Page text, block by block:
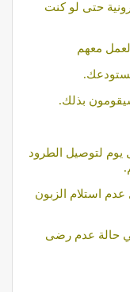
حتى لو كنت
معهم
بذلك.
لتوصيل الطرود
استلام الزبون
حالة عدم رضى